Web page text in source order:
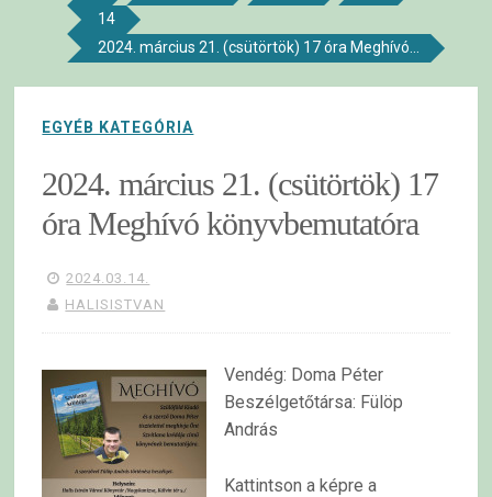
Halis István Városi Könyvtár
8800 NAGYKANIZSA, KÁLVIN TÉR 5.
14
2024. március 21. (csütörtök) 17 óra Meghívó...
EGYÉB KATEGÓRIA
2024. március 21. (csütörtök) 17
óra Meghívó könyvbemutatóra
2024.03.14.
HALISISTVAN
Vendég: Doma Péter
Beszélgetőtársa: Fülöp
András
Kattintson a képre a